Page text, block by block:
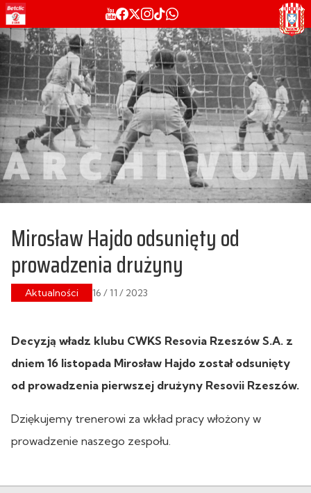
Mirosław Hajdo odsunięty od
prowadzenia drużyny
Aktualności 16 / 11 / 2023
Decyzją władz klubu CWKS Resovia Rzeszów S.A. z
dniem 16 listopada Mirosław Hajdo został odsunięty
od prowadzenia pierwszej drużyny Resovii Rzeszów.
Dziękujemy trenerowi za wkład pracy włożony w
prowadzenie naszego zespołu.